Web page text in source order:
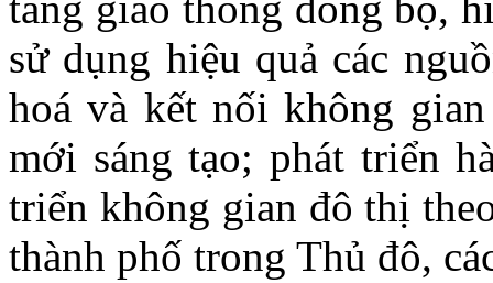
sử dụng hiệu quả các
hoá và kết nối không
mới sáng tạo; phát triển
triển không gian đô thị
thành phố trong Thủ đô,